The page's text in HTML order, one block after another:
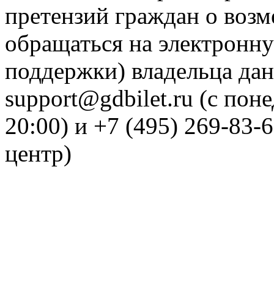
претензий граждан о
обращаться на
поддержки) владельца
support@gdbilet.ru (с
20:00) и +7 (495) 269-83-
центр)